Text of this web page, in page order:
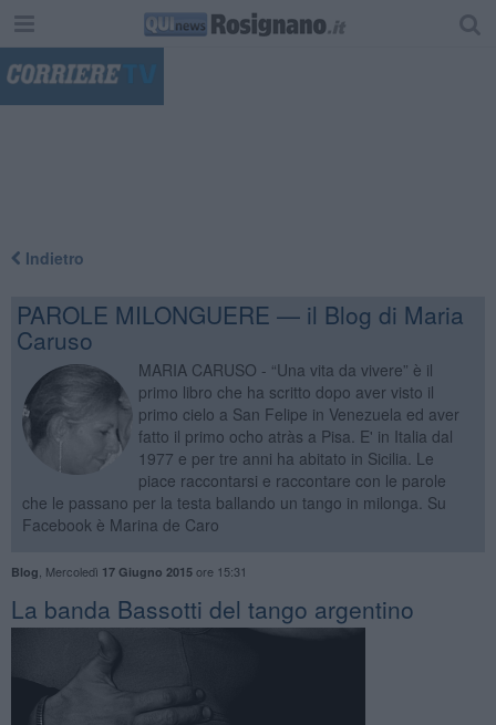
Indietro
PAROLE MILONGUERE — il Blog di Maria
Caruso
MARIA CARUSO - “Una vita da vivere” è il
primo libro che ha scritto dopo aver visto il
primo cielo a San Felipe in Venezuela ed aver
fatto il primo ocho atràs a Pisa. E' in Italia dal
1977 e per tre anni ha abitato in Sicilia. Le
piace raccontarsi e raccontare con le parole
che le passano per la testa ballando un tango in milonga. Su
Facebook è Marina de Caro
Blog Mercoledì 17 Giugno 2015ore 15:31
La banda Bassotti del tango argentino